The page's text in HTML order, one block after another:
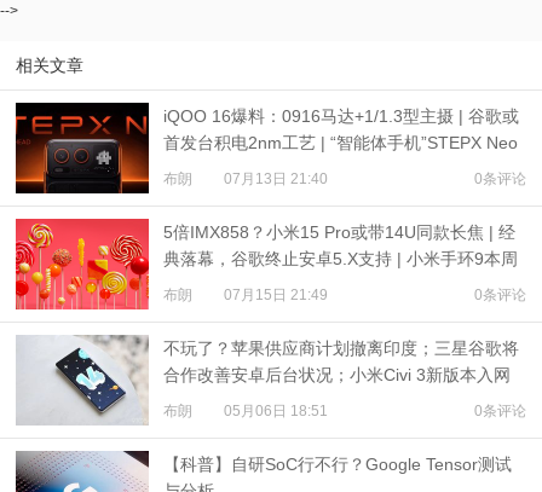
-->
相关文章
iQOO 16爆料：0916马达+1/1.3型主摄 | 谷歌或
首发台积电2nm工艺 | “智能体手机”STEPX Neo
亮相
布朗 07月13日 21:40 0条评论
5倍IMX858？小米15 Pro或带14U同款长焦 | 经
典落幕，谷歌终止安卓5.X支持 | 小米手环9本周
发布？
布朗 07月15日 21:49 0条评论
不玩了？苹果供应商计划撤离印度；三星谷歌将
合作改善安卓后台状况；小米Civi 3新版本入网
布朗 05月06日 18:51 0条评论
【科普】自研SoC行不行？Google Tensor测试